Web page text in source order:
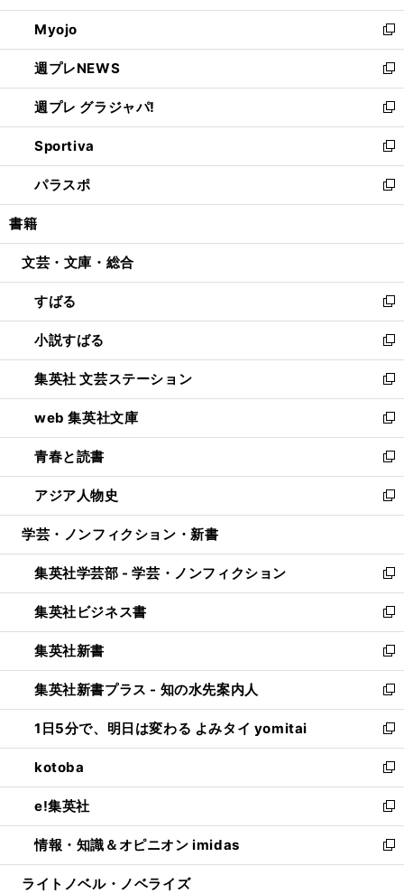
開
く
ウ
で
開
く
ン
ド
ウ
で
開
く
ウ
ィ
ン
ド
ウ
で
開
く
Myojo
新
し
い
ウ
ィ
ン
ド
ウ
で
開
週プレNEWS
新
し
い
ウ
ィ
ン
ド
ウ
開
週プレ グラジャパ!
新
し
い
ウ
ィ
ン
ウ
開
く
Sportiva
新
し
い
ウ
ン
ウ
で
開
く
パラスポ
新
し
ウ
ン
ド
ウ
で
開
く
書籍
文芸・文庫・総合
すばる
新
し
い
ウ
ィ
ン
ド
ウ
で
開
く
小説すばる
新
し
い
ウ
ィ
ン
ド
ウ
で
開
集英社 文芸ステーション
新
し
い
ウ
ィ
ン
ド
ウ
開
く
web 集英社文庫
新
し
い
ウ
ィ
ン
ウ
で
開
く
青春と読書
新
し
い
ウ
ン
ド
ウ
で
開
く
アジア人物史
新
し
ウ
ィ
ン
ド
ウ
で
開
く
学芸・ノンフィクション・新書
集英社学芸部 - 学芸・ノンフィクション
新
し
い
ウ
ィ
ン
ド
ウ
で
開
く
集英社ビジネス書
新
し
い
ウ
ィ
ン
ド
ウ
で
開
く
集英社新書
新
し
い
ウ
ィ
ン
ド
ウ
で
開
く
集英社新書プラス - 知の水先案内人
新
し
い
ウ
ィ
ン
ド
ウ
で
開
1日5分で、明日は変わる よみタイ yomitai
新
し
い
ウ
ィ
ン
ド
ウ
kotoba
新
し
い
ウ
ィ
ン
e!集英社
新
し
い
ウ
情報・知識＆オピニオン imidas
新
し
ライトノベル・ノベライズ